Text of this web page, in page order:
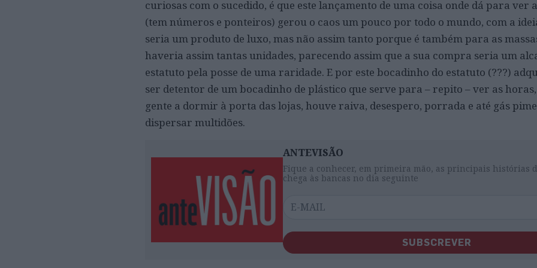
curiosas com o sucedido, é que este lançamento de uma coisa onde dá para ver
(tem números e ponteiros) gerou o caos um pouco por todo o mundo, com a
seria um produto de luxo, mas não assim tanto porque é também para as
haveria assim tantas unidades, parecendo assim que a sua compra seria um
estatuto pela posse de uma raridade. E por este bocadinho do estatuto (???)
ser detentor de um bocadinho de plástico que serve para – repito – ver as
gente a dormir à porta das lojas, houve raiva, desespero, porrada e até gás
dispersar multidões.
ANTEVISÃO
Fique a conhecer, em primeira mão, as principais histórias
chega às bancas no dia seguinte
SUBSCREVER